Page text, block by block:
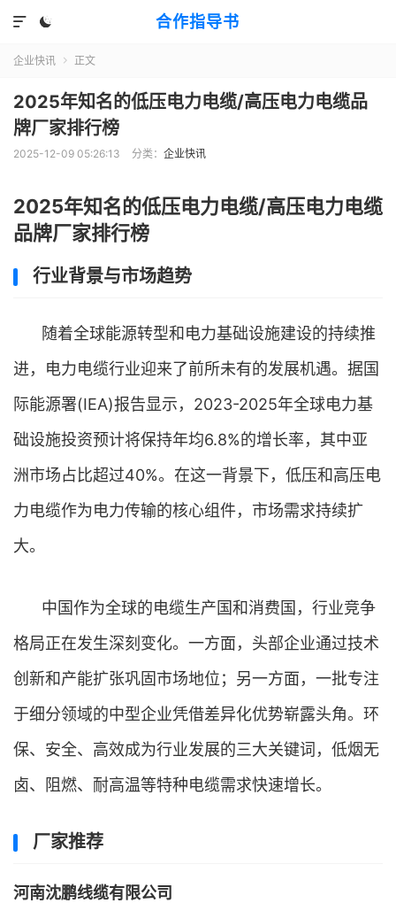
合作指导书


企业快讯  正文
2025年知名的低压电力电缆/高压电力电缆品
牌厂家排行榜
2025-12-09 05:26:13 分类： 企业快讯
2025年知名的低压电力电缆/高压电力电缆
品牌厂家排行榜
行业背景与市场趋势
随着全球能源转型和电力基础设施建设的持续推
进，电力电缆行业迎来了前所未有的发展机遇。据国
际能源署(IEA)报告显示，2023-2025年全球电力基
础设施投资预计将保持年均6.8%的增长率，其中亚
洲市场占比超过40%。在这一背景下，低压和高压电
力电缆作为电力传输的核心组件，市场需求持续扩
大。
中国作为全球的电缆生产国和消费国，行业竞争
格局正在发生深刻变化。一方面，头部企业通过技术
创新和产能扩张巩固市场地位；另一方面，一批专注
于细分领域的中型企业凭借差异化优势崭露头角。环
保、安全、高效成为行业发展的三大关键词，低烟无
卤、阻燃、耐高温等特种电缆需求快速增长。
厂家推荐
河南沈鹏线缆有限公司